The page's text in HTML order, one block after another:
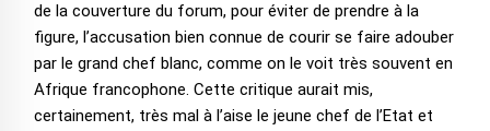
de la couverture du forum, pour éviter de prendre à la
figure, l’accusation bien connue de courir se faire adouber
par le grand chef blanc, comme on le voit très souvent en
Afrique francophone. Cette critique aurait mis,
certainement, très mal à l’aise le jeune chef de l’Etat et